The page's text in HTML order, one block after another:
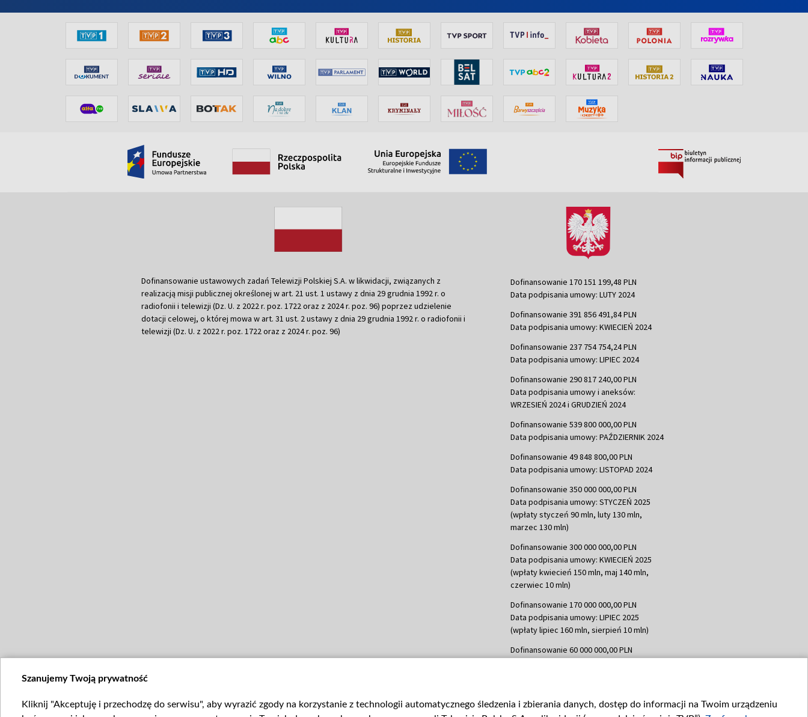
Dofinansowanie ustawowych zadań Telewizji Polskiej S.A. w likwidacji, związanych z
realizacją misji publicznej określonej w art. 21 ust. 1 ustawy z dnia 29 grudnia 1992 r. o
radiofonii i telewizji (Dz. U. z 2022 r. poz. 1722 oraz z 2024 r. poz. 96) poprzez udzielenie
dotacji celowej, o której mowa w art. 31 ust. 2 ustawy z dnia 29 grudnia 1992 r. o radiofonii i
telewizji (Dz. U. z 2022 r. poz. 1722 oraz z 2024 r. poz. 96)
Dofinansowanie 170 151 199,48 PLN
Data podpisania umowy: LUTY 2024
Dofinansowanie 391 856 491,84 PLN
Data podpisania umowy: KWIECIEŃ 2024
Dofinansowanie 237 754 754,24 PLN
Data podpisania umowy: LIPIEC 2024
Dofinansowanie 290 817 240,00 PLN
Data podpisania umowy i aneksów:
WRZESIEŃ 2024 i GRUDZIEŃ 2024
Dofinansowanie 539 800 000,00 PLN
Data podpisania umowy: PAŹDZIERNIK 2024
Dofinansowanie 49 848 800,00 PLN
Data podpisania umowy: LISTOPAD 2024
Dofinansowanie 350 000 000,00 PLN
Data podpisania umowy: STYCZEŃ 2025
(wpłaty styczeń 90 mln, luty 130 mln,
marzec 130 mln)
Dofinansowanie 300 000 000,00 PLN
Data podpisania umowy: KWIECIEŃ 2025
(wpłaty kwiecień 150 mln, maj 140 mln,
czerwiec 10 mln)
Dofinansowanie 170 000 000,00 PLN
Data podpisania umowy: LIPIEC 2025
(wpłaty lipiec 160 mln, sierpień 10 mln)
Dofinansowanie 60 000 000,00 PLN
Data podpisania umowy: WRZESIEŃ 2025
Szanujemy Twoją prywatność
Kliknij "Akceptuję i przechodzę do serwisu", aby wyrazić zgody na korzystanie z technologii automatycznego śledzenia i zbierania danych, dostęp do informacji na Twoim urządzeniu